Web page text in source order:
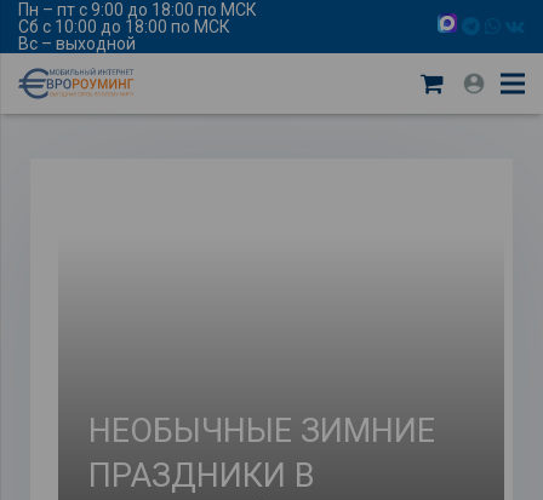
Пн – пт с 9:00 до 18:00 по МСК
Сб с 10:00 до 18:00 по МСК
Вс – выходной
НЕОБЫЧНЫЕ ЗИМНИЕ
ПРАЗДНИКИ В